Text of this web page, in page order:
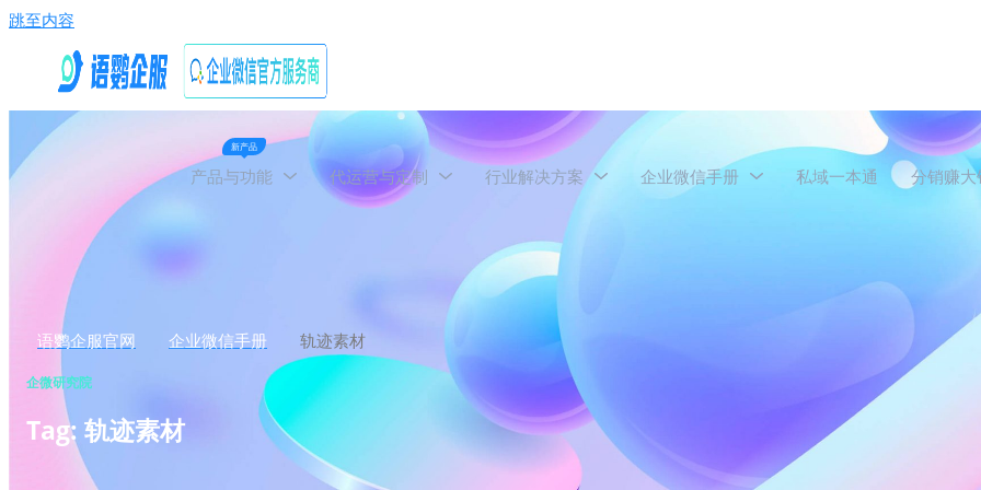
跳至内容
新产品
产品与功能 代运营与定制 行业解决方案 企业微信手册 私域一本通 分销赚大
语鹦企服官网 企业微信手册 轨迹素材
企微研究院
Tag: 轨迹素材